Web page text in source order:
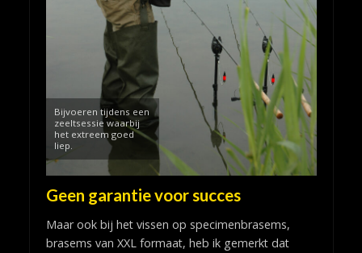
Bijvoeren tijdens een
zeeltsessie waarbij
het extreem goed
liep.
Geen garantie voor succes
Maar ook bij het vissen op specimenbrasems,
brasems van XXL formaat, heb ik gemerkt dat